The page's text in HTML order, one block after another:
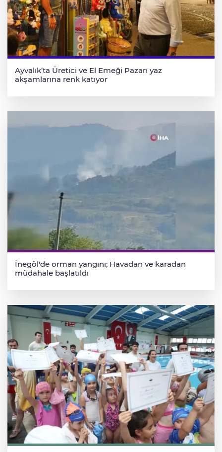
Ayvalık’ta Üretici ve El Emeği Pazarı yaz
akşamlarına renk katıyor
İnegöl'de orman yangını; Havadan ve karadan
müdahale başlatıldı